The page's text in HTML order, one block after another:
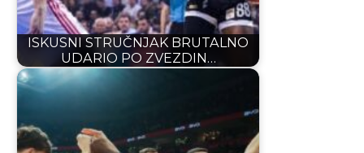
ISKUSNI STRUČNJAK BRUTALNO
UDARIO PO ZVEZDIN…